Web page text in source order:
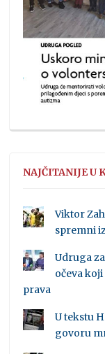
NAJČITANIJE U
Viktor
spremni
Udruga
očeva
prava
U tekstu
govoru